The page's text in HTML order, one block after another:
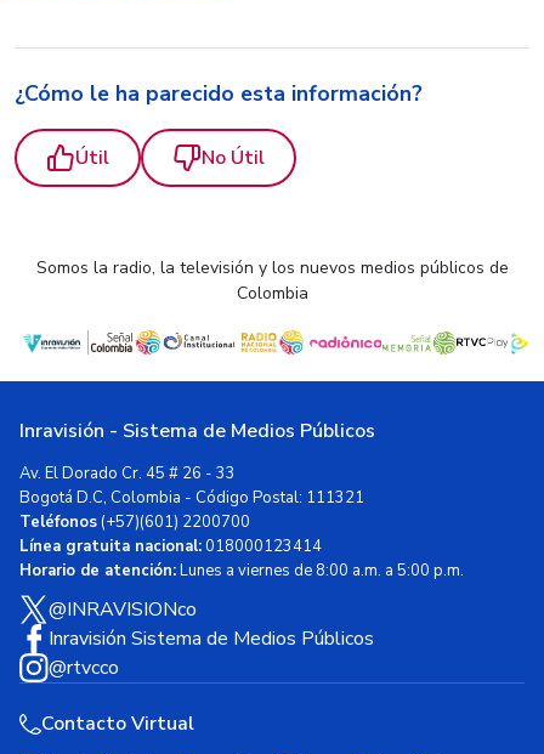
¿Cómo le ha parecido esta información?
Útil No Útil
Somos la radio, la televisión y los nuevos medios públicos de
Colombia
Inravisión - Sistema de Medios Públicos
Av. El Dorado Cr. 45 # 26 - 33
Bogotá D.C, Colombia - Código Postal: 111321
Teléfonos(+57)(601) 2200700
Línea gratuita nacional:018000123414
Horario de atención:Lunes a viernes de 8:00 a.m. a 5:00 p.m.
@INRAVISIONco
Inravisión Sistema de Medios Públicos
@rtvcco
Contacto Virtual